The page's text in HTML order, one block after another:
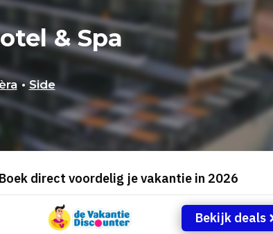
& Spa
•Side
Boek direct voordelig je vakantie in 2026
Bekijk deals